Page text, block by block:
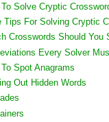
To Solve Cryptic
Tips For Solving Cryptic
Crosswords Should You
Every Solver
To Spot Anagrams
Out Hidden Words